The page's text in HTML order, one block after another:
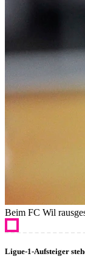
Beim FC Wil
Ligue-1-Aufsteiger